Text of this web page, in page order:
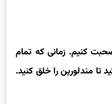
صحبت کنیم. زمانی که تمام
تا مندلورین را خلق کنید.